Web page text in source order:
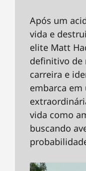
Após um
vida e
elite Matt
definitivo de
carreira e
embarca
vida como
buscando